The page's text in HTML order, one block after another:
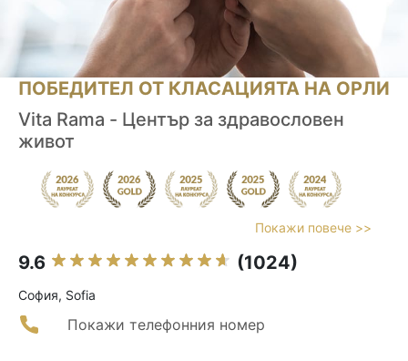
ПОБЕДИТЕЛ ОТ КЛАСАЦИЯТА НА ОРЛИ
Vita Rama - Център за здравословен
живот
Покажи повече >>
9.6 (1024)
София, Sofia
Покажи телефонния номер